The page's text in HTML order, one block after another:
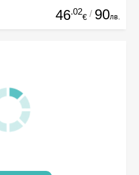
46.02
€ / 90лв.